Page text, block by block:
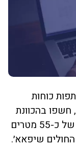
אוגדה 36 ובהשתתפות כוחות
חשפו בהכוונת
שב"כ ואמ"ן, תוואי מנהרת טרור באורך של כ-55 מטרים